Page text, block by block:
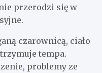
przerodzi się w
czarownicą, ciało
tempa.
problemy ze